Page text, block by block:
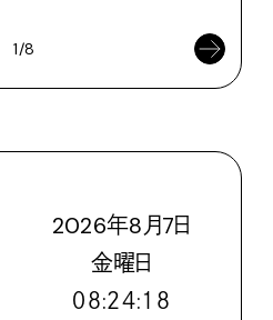
1/8
2026年8月7日
金曜日
０８:２４:１９